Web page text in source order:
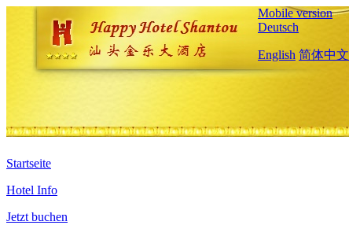
Mobile version
Deutsch
English 简体中文
Startseite
Hotel Info
Jetzt buchen